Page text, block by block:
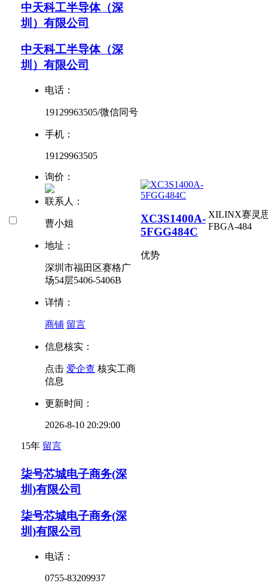
中天科工半导体（深
圳）有限公司
中天科工半导体（深
圳）有限公司
电话：
19129963505/微信同号
手机：
19129963505
询价：
联系人：
曹小姐
地址：
深圳市福田区赛格广
场54层5406-5406B
详情：
商铺 留言
信息核实：
点击 爱企查 核实工商
信息
更新时间：
2026-8-10 20:29:00
15年 留言
XC3S1400A-
5FGG484C
优势
XILINX赛灵
FBGA-484
柒号芯城电子商务(深
圳)有限公司
柒号芯城电子商务(深
圳)有限公司
电话：
0755-83209937